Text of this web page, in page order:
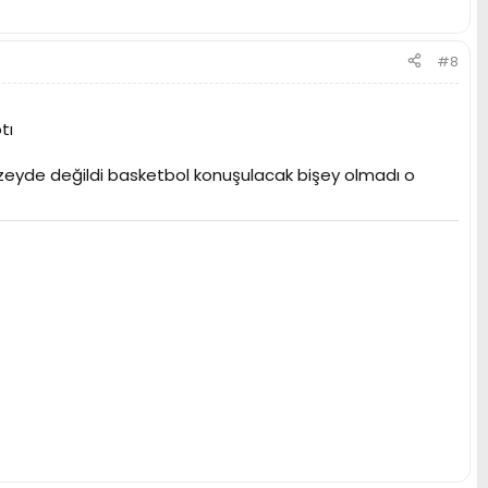
#8
değildi basketbol konuşulacak bişey olmadı o